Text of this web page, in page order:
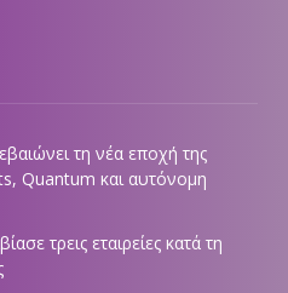
τη νέα εποχή της
Quantum και αυτόνομη
τρεις εταιρείες κατά τη